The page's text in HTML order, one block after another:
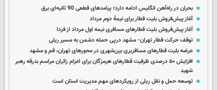
بحران در راه‌آهن انگلیس ادامه دارد؛ پیامدهای قطعی 90 ثانیه‌ای برق
آغاز پیش‌فروش بلیت قطار برای نیمۀ دوم مرداد
آغاز پیش‌فروش بلیت‌ قطارهای مسافری نیمه اول مرداد از فردا
توقف حرکت قطار تهران- مشهد درپی حمله دشمن به مسیر ریلی
عرضه بلیت قطارهای مسافربری بین‌شهری در محورهای تهران، قم و مشهد
افزایش ۵۰ درصدی ظرفیت قطارهای هرمزگان برای اعزام زائران مراسم بدرقه رهبر
شهید
توسعه حمل و نقل ریلی از رویکردهای مهم مدیریت استان است